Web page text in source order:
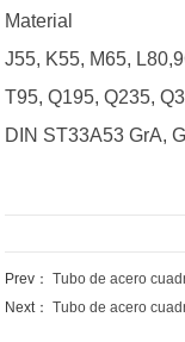
Material
J55, K55, M65,
T95, Q195, Q235,
DIN ST33A53 GrA,
Prev：Tubo de acero
Next：Tubo de acero